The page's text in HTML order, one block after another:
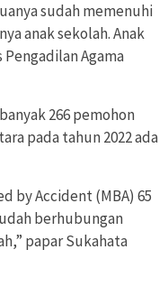
sudah memenuhi
anak sekolah. Anak
Pengadilan Agama
266 pemohon
pada tahun 2022 ada
by Accident (MBA) 65
berhubungan
papar Sukahata